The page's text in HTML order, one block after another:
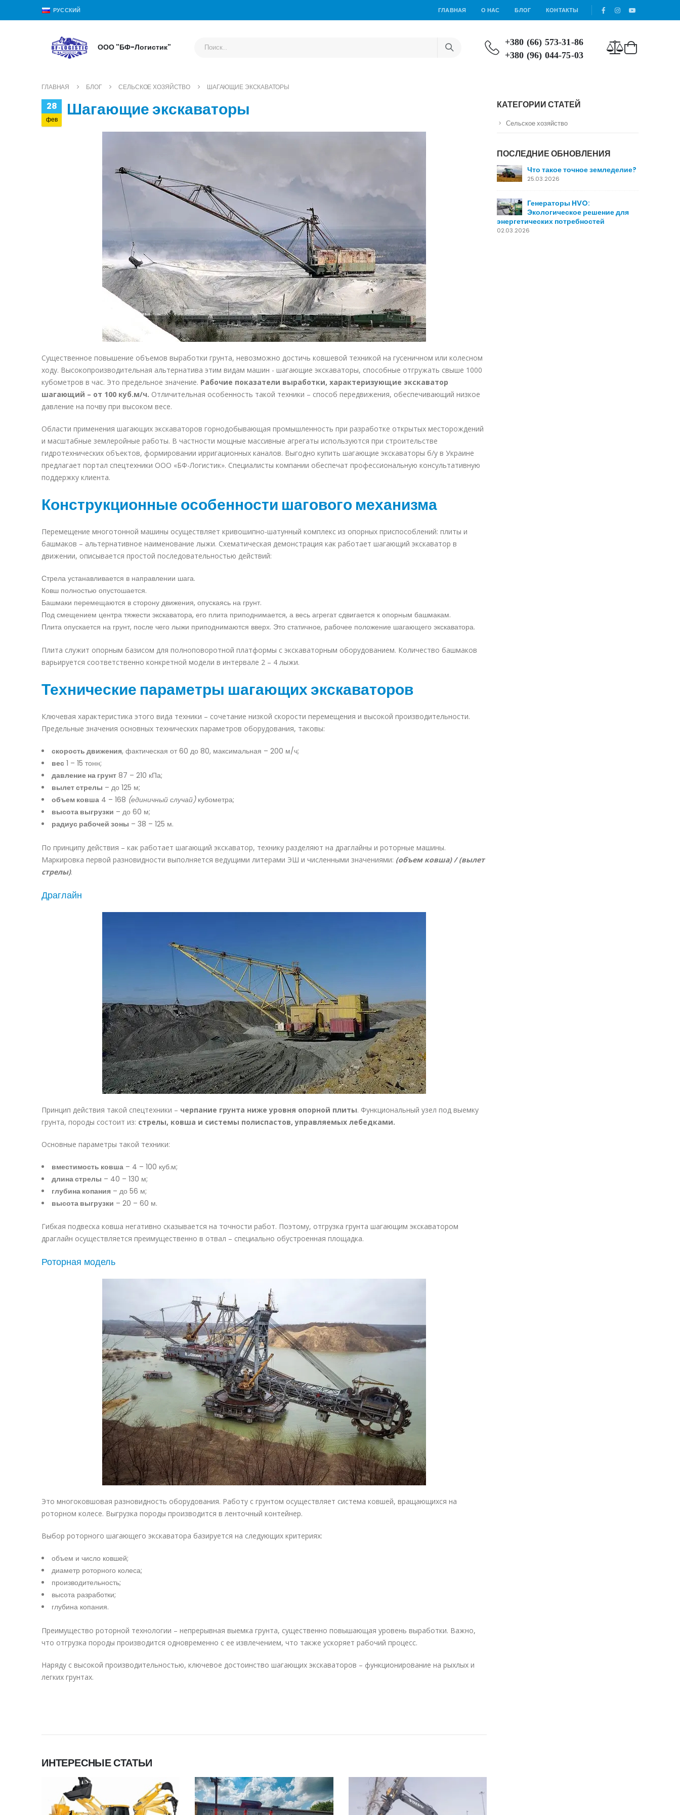
РУССКИЙ ГЛАВНАЯ О НАС БЛОГ КОНТАКТЫ
ООО "БФ-Логистик"
+380 (66) 573-31-86
+380 (96) 044-75-03
ГЛАВНАЯ БЛОГ СЕЛЬСКОЕ ХОЗЯЙСТВО ШАГАЮЩИЕ ЭКСКАВАТОРЫ
28
фев Шагающие экскаваторы
Существенное повышение объемов выработки грунта, невозможно достичь ковшевой техникой на гусеничном или колесном
ходу. Высокопроизводительная альтернатива этим видам машин - шагающие экскаваторы, способные отгружать свыше 1000
кубометров в час. Это предельное значение. Рабочие показатели выработки, характеризующие экскаватор
шагающий – от 100 куб.м/ч. Отличительная особенность такой техники – способ передвижения, обеспечивающий низкое
давление на почву при высоком весе.
Области применения шагающих экскаваторов горнодобывающая промышленность при разработке открытых месторождений
и масштабные землеройные работы. В частности мощные массивные агрегаты используются при строительстве
гидротехнических объектов, формировании ирригационных каналов. Выгодно купить шагающие экскаваторы б/у в Украине
предлагает портал спецтехники ООО «БФ-Логистик». Специалисты компании обеспечат профессиональную консультативную
поддержку клиента.
Конструкционные особенности шагового механизма
Перемещение многотонной машины осуществляет кривошипно-шатунный комплекс из опорных приспособлений: плиты и
башмаков – альтернативное наименование лыжи. Схематическая демонстрация как работает шагающий экскаватор в
движении, описывается простой последовательностью действий:
Стрела устанавливается в направлении шага.
Ковш полностью опустошается.
Башмаки перемещаются в сторону движения, опускаясь на грунт.
Под смещением центра тяжести экскаватора, его плита приподнимается, а весь агрегат сдвигается к опорным башмакам.
Плита опускается на грунт, после чего лыжи приподнимаются вверх. Это статичное, рабочее положение шагающего экскаватора.
Плита служит опорным базисом для полноповоротной платформы с экскаваторным оборудованием. Количество башмаков
варьируется соответственно конкретной модели в интервале 2 – 4 лыжи.
Технические параметры шагающих экскаваторов
Ключевая характеристика этого вида техники – сочетание низкой скорости перемещения и высокой производительности.
Предельные значения основных технических параметров оборудования, таковы:
скорость движения, фактическая от 60 до 80, максимальная – 200 м/ч;
вес 1 – 15 тонн;
давление на грунт 87 – 210 кПа;
вылет стрелы – до 125 м;
объем ковша 4 – 168 (единичный случай)кубометра;
высота выгрузки – до 60 м;
радиус рабочей зоны – 38 – 125 м.
По принципу действия – как работает шагающий экскаватор, технику разделяют на драглайны и роторные машины.
Маркировка первой разновидности выполняется ведущими литерами ЭШ и численными значениями: (объем ковша) / (вылет
стрелы).
Драглайн
Принцип действия такой спецтехники – черпание грунта ниже уровня опорной плиты. Функциональный узел под выемку
грунта, породы состоит из: стрелы, ковша и системы полиспастов, управляемых лебедками.
Основные параметры такой техники:
вместимость ковша – 4 – 100 куб.м;
длина стрелы – 40 – 130 м;
глубина копания – до 56 м;
высота выгрузки – 20 – 60 м.
Гибкая подвеска ковша негативно сказывается на точности работ. Поэтому, отгрузка грунта шагающим экскаватором
драглайн осуществляется преимущественно в отвал – специально обустроенная площадка.
Роторная модель
Это многоковшовая разновидность оборудования. Работу с грунтом осуществляет система ковшей, вращающихся на
роторном колесе. Выгрузка породы производится в ленточный контейнер.
Выбор роторного шагающего экскаватора базируется на следующих критериях:
объем и число ковшей;
диаметр роторного колеса;
производительность;
высота разработки;
глубина копания.
Преимущество роторной технологии – непрерывная выемка грунта, существенно повышающая уровень выработки. Важно,
что отгрузка породы производится одновременно с ее извлечением, что также ускоряет рабочий процесс.
Наряду с высокой производительностью, ключевое достоинство шагающих экскаваторов – функционирование на рыхлых и
легких грунтах.
ИНТЕРЕСНЫЕ СТАТЬИ
КАТЕГОРИИ СТАТЕЙ
Сельское хозяйство
ПОСЛЕДНИЕ ОБНОВЛЕНИЯ
Что такое точное земледелие?
25.03.2026
Генераторы HVO:
Экологическое решение для
энергетических потребностей
02.03.2026